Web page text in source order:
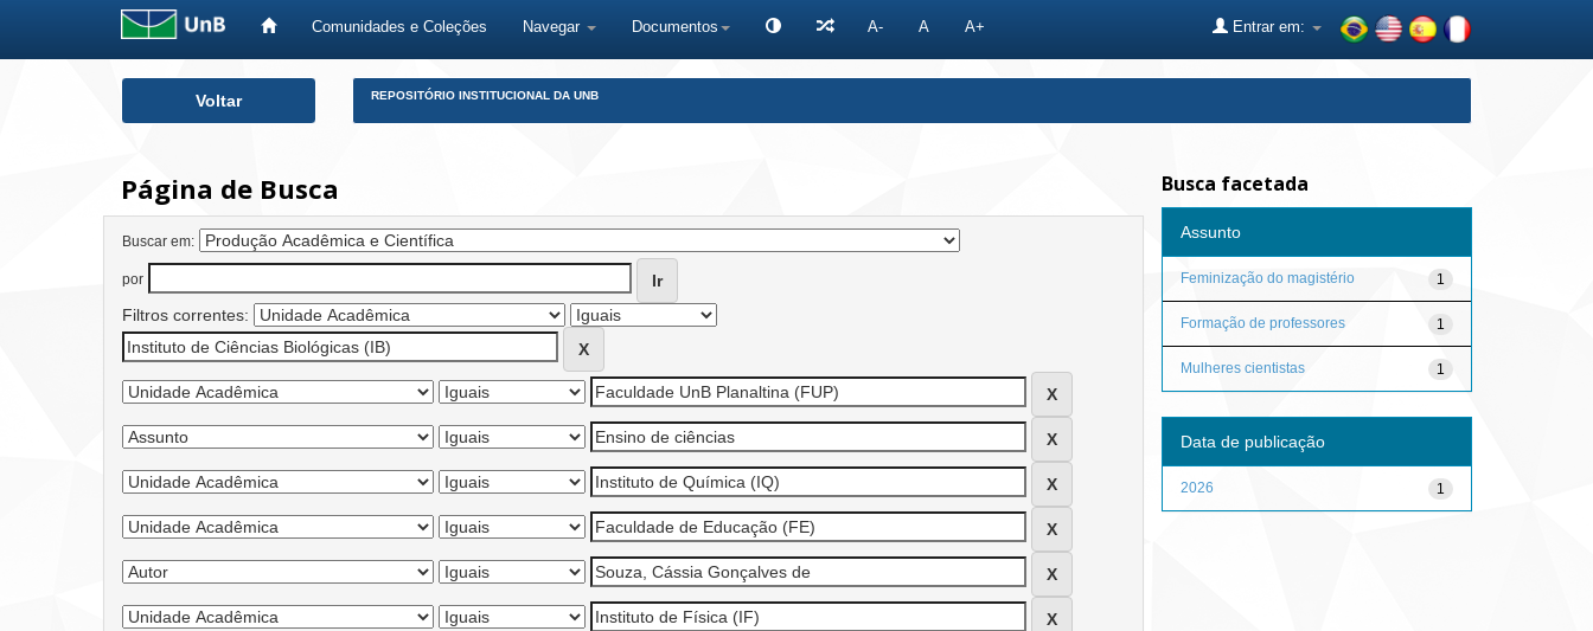
Comunidades e Coleções Navegar Documentos A- A A+ Entrar em:
Voltar REPOSITÓRIO INSTITUCIONAL DA UNB
Página de Busca
Buscar em:
por
Filtros correntes:
Busca facetada
Assunto
1
Feminização do magistério
1
Formação de professores
1
Mulheres cientistas
Data de publicação
1
2026